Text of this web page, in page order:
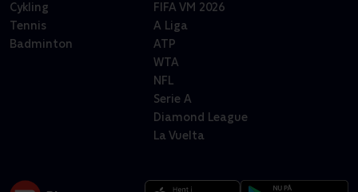
Cykling
Tennis
Badminton
FIFA VM 2026
A Liga
ATP
WTA
NFL
Serie A
Diamond League
La Vuelta